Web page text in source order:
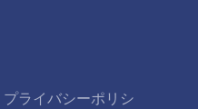
プライバシーポリシ